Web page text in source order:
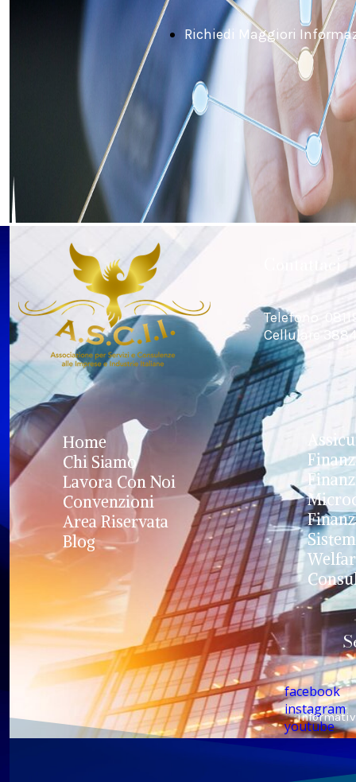
Telefono
Cellulare
Home
Chi Siamo
Lavora Con Noi
Convenzioni
Area Riservata
Blog
facebook
instagram
youtube
Richiedi Maggiori